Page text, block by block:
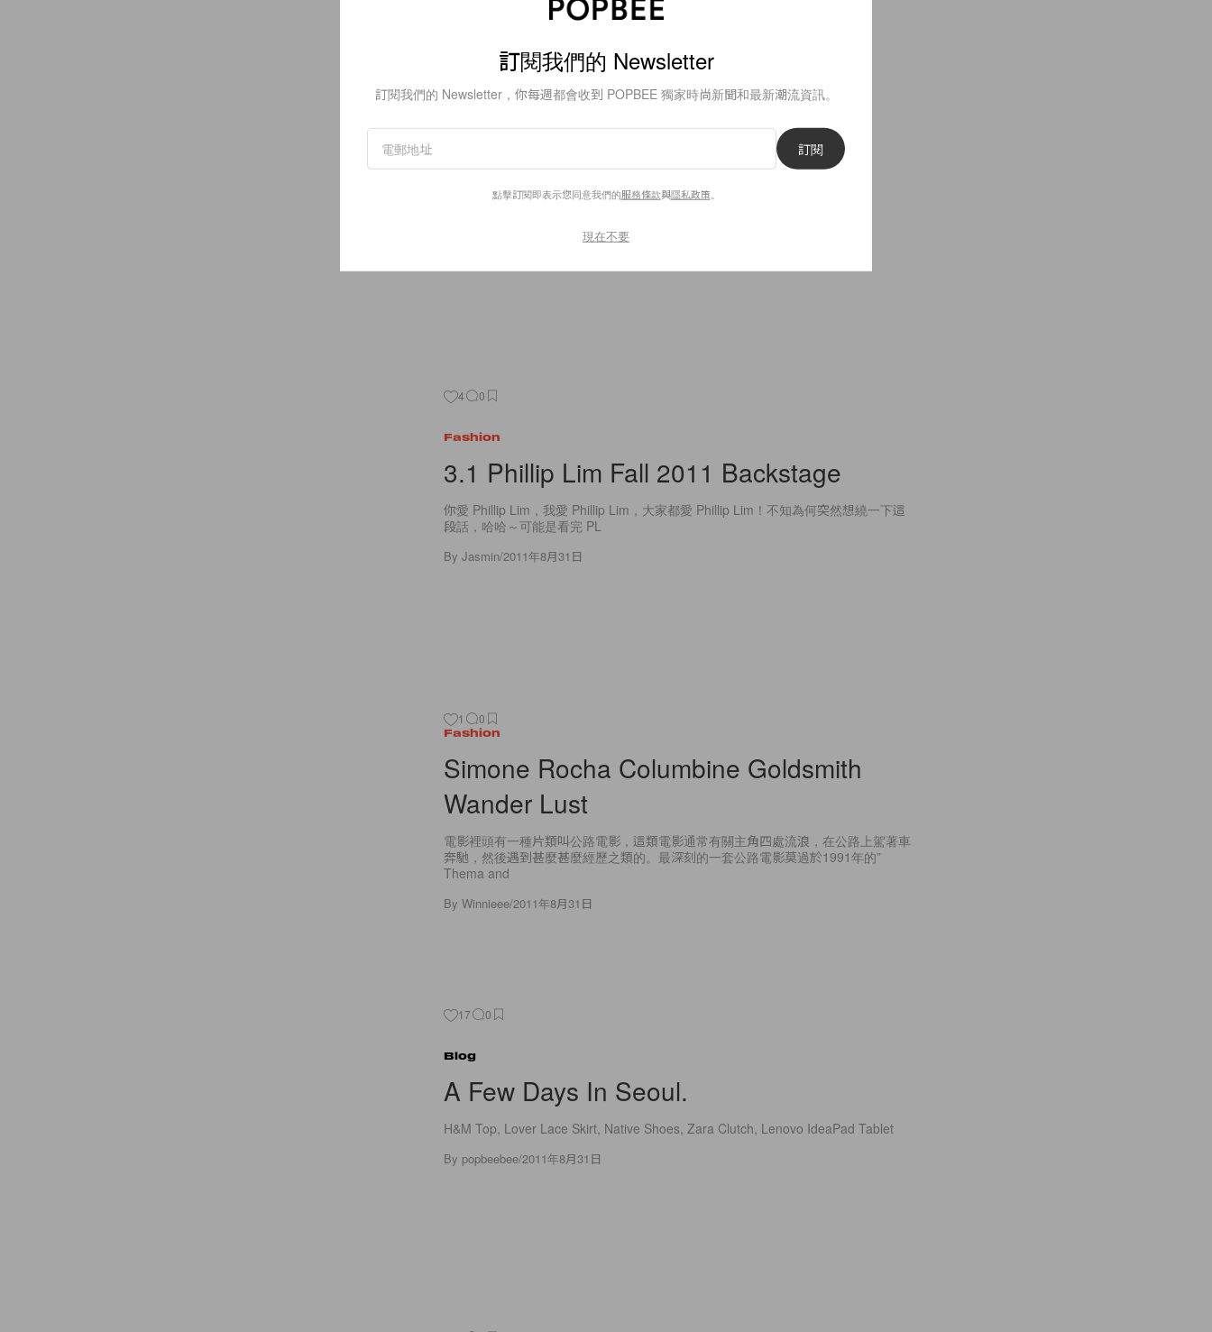
ELLE and the Coveteur: Alexi Wasser
「叮噹！」門鐘響起，主人家 Alexi Wasser 出來應門…作為作家，演員和
imboycrazy.com 的創辦人，她位於 LA
2011年8月31日
4 0
Fashion
3.1 Phillip Lim Fall 2011 Backstage
你愛 Phillip Lim，我愛 Phillip Lim，大家都愛 Phillip Lim！不知為何突然想繞一下這
段話，哈哈～可能是看完 PL
By Jasmin/2011年8月31日
1 0
Fashion
Simone Rocha Columbine Goldsmith
Wander Lust
電影裡頭有一種片類叫公路電影，這類電影通常有關主角四處流浪，在公路上駕著車
奔馳，然後遇到甚麼甚麼經歷之類的。最深刻的一套公路電影莫過於1991年的”
Thema and
By Winnieee/2011年8月31日
17 0
Blog
A Few Days In Seoul.
H&M Top, Lover Lace Skirt, Native Shoes, Zara Clutch, Lenovo IdeaPad Tablet
By popbeebee/2011年8月31日
訂閱我們的 Newsletter
訂閱我們的 Newsletter，你每週都會收到 POPBEE 獨家時尚新聞和最新潮流資訊。
訂閱
點擊訂閱即表示您同意我們的服務條款與隱私政策
現在不要